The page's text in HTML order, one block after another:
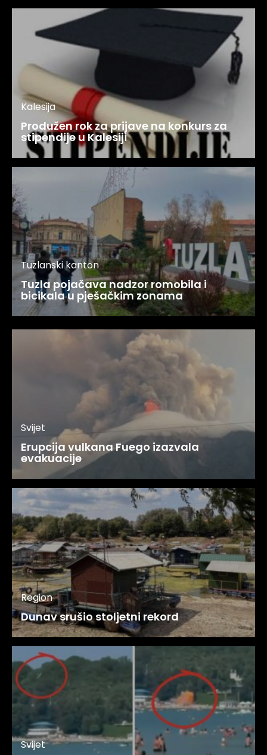
Kalesija
Produžen rok za prijave na konkurs za
stipendije u Kalesiji
Tuzlanski kanton
Tuzla pojačava nadzor romobila i
bicikala u pješačkim zonama
Svijet
Erupcija vulkana Fuego izazvala
evakuacije
Region
Dunav srušio stoljetni rekord
Svijet